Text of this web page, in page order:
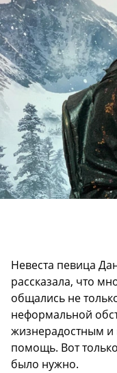
Невеста певица
рассказала, что
общались не
неформальной
жизнерадостным и
помощь. Вот
было нужно.